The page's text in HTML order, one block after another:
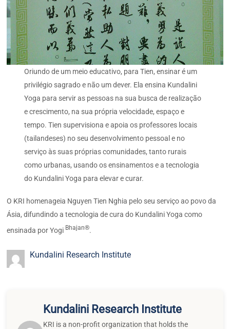
Oriundo de um meio educativo, para Tien, ensinar é um
privilégio sagrado e não um dever. Ela ensina Kundalini
Yoga para servir as pessoas na sua busca de realização
e crescimento, na sua própria velocidade, espaço e
tempo. Tien supervisiona e apoia os professores locais
(tailandeses) no seu desenvolvimento pessoal e no
serviço às suas próprias comunidades, tanto rurais
como urbanas, usando os ensinamentos e a tecnologia
do Kundalini Yoga para elevar e curar.
O KRI homenageia Nguyen Tien Nghia pelo seu serviço ao povo da
Ásia, difundindo a tecnologia de cura do Kundalini Yoga como
ensinada por Yogi Bhajan®.
Kundalini Research Institute
Kundalini Research Institute
KRI is a non-profit organization that holds the